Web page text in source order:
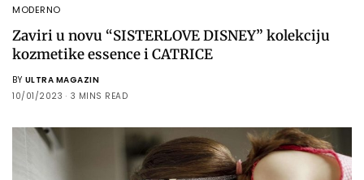
MODERNO
Zaviri u novu “SISTERLOVE DISNEY” kolekciju
kozmetike essence i CATRICE
BY ULTRA MAGAZIN
10/01/2023
3 MINS READ